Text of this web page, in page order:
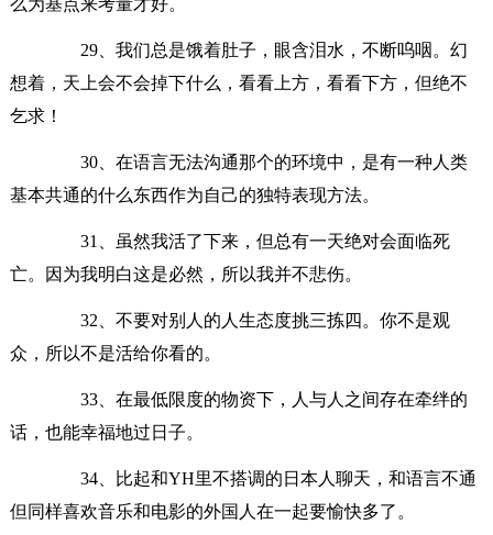
么为基点来考量才好。
29、我们总是饿着肚子，眼含泪水，不断呜咽。幻
想着，天上会不会掉下什么，看看上方，看看下方，但绝不
乞求！
30、在语言无法沟通那个的环境中，是有一种人类
基本共通的什么东西作为自己的独特表现方法。
31、虽然我活了下来，但总有一天绝对会面临死
亡。因为我明白这是必然，所以我并不悲伤。
32、不要对别人的人生态度挑三拣四。你不是观
众，所以不是活给你看的。
33、在最低限度的物资下，人与人之间存在牵绊的
话，也能幸福地过日子。
34、比起和YH里不搭调的日本人聊天，和语言不通
但同样喜欢音乐和电影的外国人在一起要愉快多了。